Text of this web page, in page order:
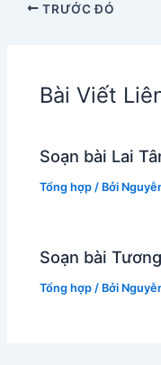
TRƯỚC ĐÓ
Bài Viết
Soạn bài Lai
Tổng hợp / Bởi
Soạn bài
Tổng hợp / Bởi